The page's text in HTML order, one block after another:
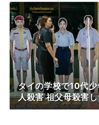
タイの学校で10代
人殺害 祖父母殺害